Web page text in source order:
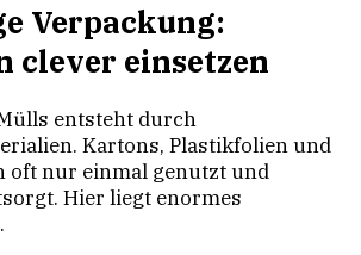
Verpackung:
clever einsetzen
entsteht durch
Kartons, Plastikfolien und
oft nur einmal genutzt und
Hier liegt enormes